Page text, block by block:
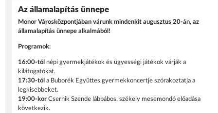
Az államalapítás ünnepe
Monor Városközpontjában várunk mindenkit augusztus 20-án, az
államalapítás ünnepe alkalmából!
Programok:
16:00-tól népi gyermekjátékok és ügyességi játékok várják a
kilátogatókat.
17:30-tól a Buborék Együttes gyermekkoncertje szórakoztatja a
legkisebbeket.
19:00-korCsernik Szende lábbábos, székely mesemondó előadása
következik.